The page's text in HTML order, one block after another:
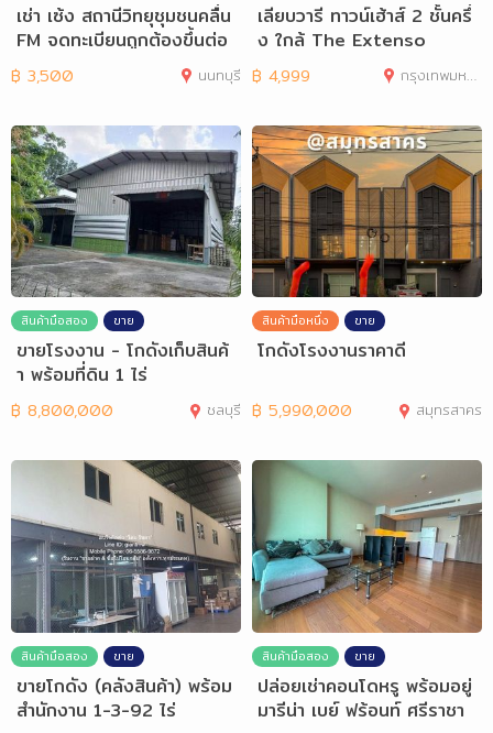
เช่า เซ้ง สถานีวิทยุชุมชนคลื่น
FM จดทะเบียนถูกต้องขึ้นต่อ
฿ 3,500 นนทบุรี
เลียบวารี ทาวน์เฮ้าส์ 2 ชั้นครึ่
ง ใกล้ The Extenso
฿ 4,999 กรุงเทพมหานคร
สินค้ามือสอง ขาย
ขายโรงงาน - โกดังเก็บสินค้
า พร้อมที่ดิน 1 ไร่
฿ 8,800,000 ชลบุรี
สินค้ามือหนึ่ง ขาย
โกดังโรงงานราคาดี
฿ 5,990,000 สมุทรสาคร
สินค้ามือสอง ขาย
ขายโกดัง (คลังสินค้า) พร้อม
สำนักงาน 1-3-92 ไร่
สินค้ามือสอง ขาย
ปล่อยเช่าคอนโดหรู พร้อมอยู่
มารีน่า เบย์ ฟร้อนท์ ศรีราชา